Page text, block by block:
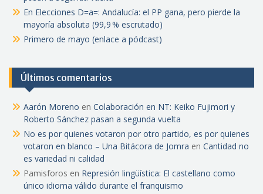
En Elecciones D=a=: Andalucía: el PP gana, pero pierde la
mayoría absoluta (99,9 % escrutado)
Primero de mayo (enlace a pódcast)
Últimos comentarios
Aarón Moreno en Colaboración en NT: Keiko Fujimori y
Roberto Sánchez pasan a segunda vuelta
No es por quienes votaron por otro partido, es por quienes
votaron en blanco – Una Bitácora de Jomra en Cantidad no
es variedad ni calidad
Pamisforos en Represión lingüística: El castellano como
único idioma válido durante el franquismo